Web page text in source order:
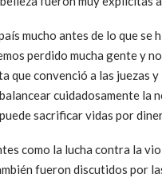
mucho antes de lo que
perdido mucha gente y
que convenció a las juezas
cuidadosamente la
sacrificar vidas por
como la lucha contra la
fueron discutidos por